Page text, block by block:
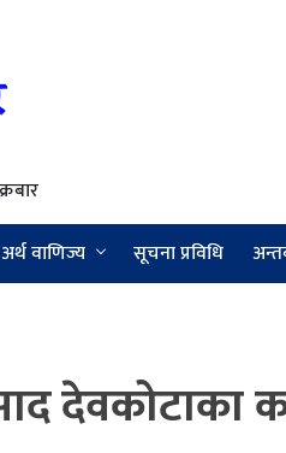
अर्थ वाणिज्य सूचना प्रविधि
देवकोटाका